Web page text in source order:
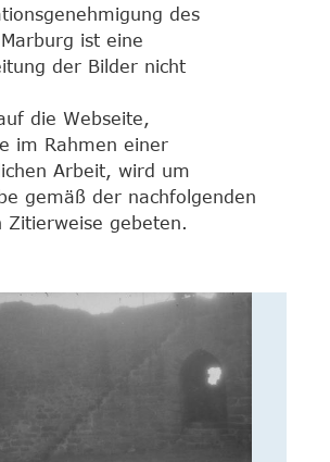
des
ist eine
der Bilder nicht
die Webseite,
im Rahmen einer
Arbeit, wird um
gemäß der nachfolgenden
Zitierweise gebeten.